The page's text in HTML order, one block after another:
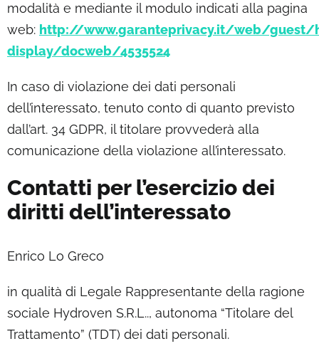
modalità e mediante il modulo indicati alla pagina
web: http://www.garanteprivacy.it/web/
display/docweb/4535524
In caso di violazione dei dati personali
dell’interessato, tenuto conto di quanto previsto
dall’art. 34 GDPR, il titolare provvederà alla
comunicazione della violazione all’interessato.
Contatti per l’esercizio dei
diritti dell’interessato
Enrico Lo Greco
in qualità di Legale Rappresentante della ragione
sociale Hydroven S.R.L.., autonoma “Titolare del
Trattamento” (TDT) dei dati personali.